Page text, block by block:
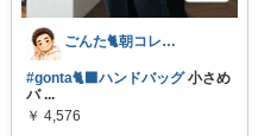
ごんた🐈朝コレ🐈‍⬛
#gonta🐈‍⬛ハンドバッグ小さめ
バ ...
￥ 4,576